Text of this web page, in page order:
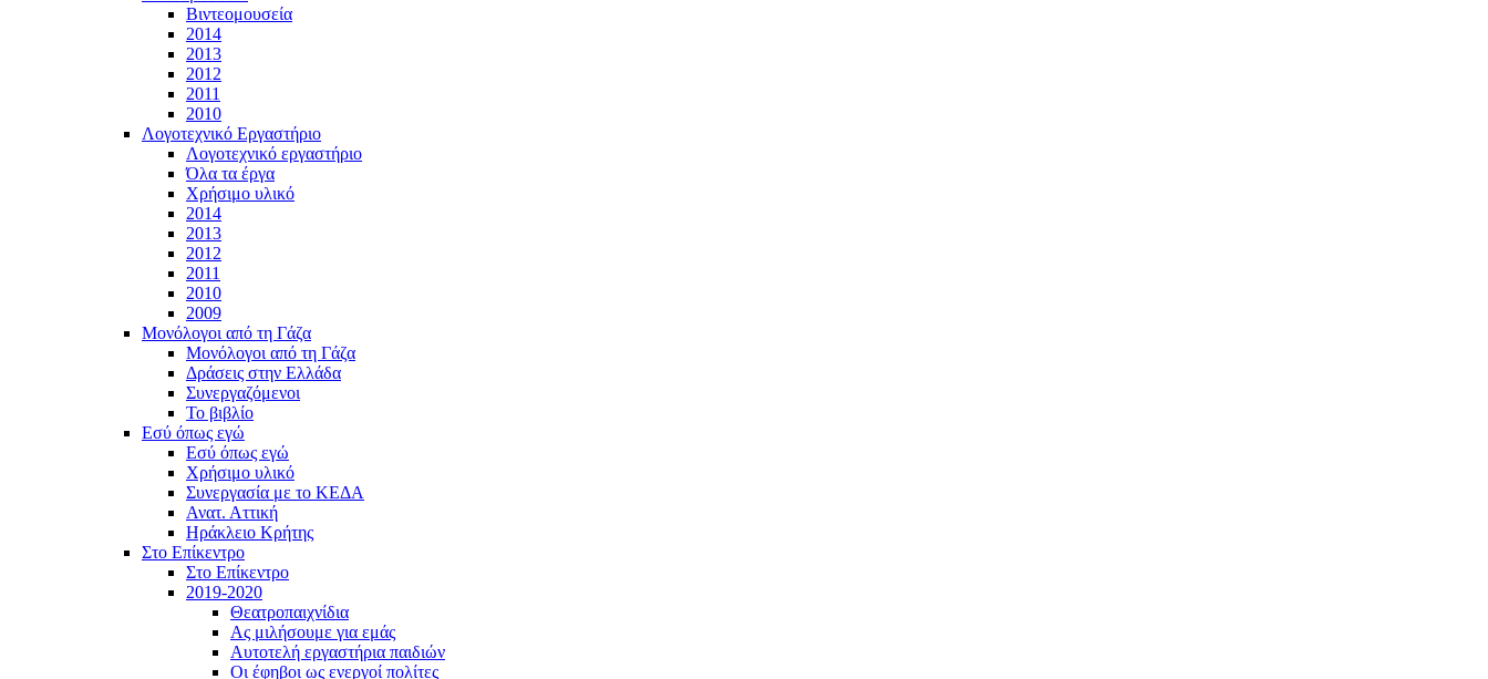
Βιντεομουσεία
2014
2013
2012
2011
2010
Λογοτεχνικό Εργαστήριο
Λογοτεχνικό εργαστήριο
Όλα τα έργα
Χρήσιμο υλικό
2014
2013
2012
2011
2010
2009
Μονόλογοι από τη Γάζα
Μονόλογοι από τη Γάζα
Δράσεις στην Ελλάδα
Συνεργαζόμενοι
To βιβλίο
Εσύ όπως εγώ
Εσύ όπως εγώ
Χρήσιμο υλικό
Συνεργασία με το ΚΕΔΑ
Ανατ. Αττική
Ηράκλειο Κρήτης
Στο Επίκεντρο
Στο Επίκεντρο
2019-2020
Θεατροπαιχνίδια
Ας μιλήσουμε για εμάς
Αυτοτελή εργαστήρια παιδιών
Οι έφηβοι ως ενεργοί πολίτες